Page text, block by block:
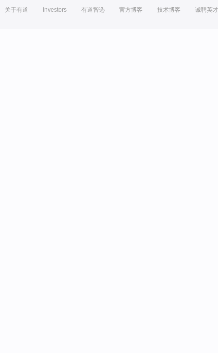
关于有道 Investors 有道智选 官方博客 技术博客 诚聘英才